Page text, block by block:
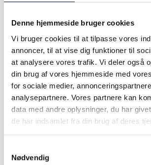
Denne hjemmeside bruger cookies
Vi bruger cookies til at tilpasse vores
annoncer, til at vise dig funktioner til
at analysere vores trafik. Vi deler også
din brug af vores hjemmeside med
for sociale medier,
analysepartnere. Vores partnere kan
data med andre oplysninger, du har
de har indsamlet fra din brug af deres
Nødvendig
RELATEREDE VARER
-32%